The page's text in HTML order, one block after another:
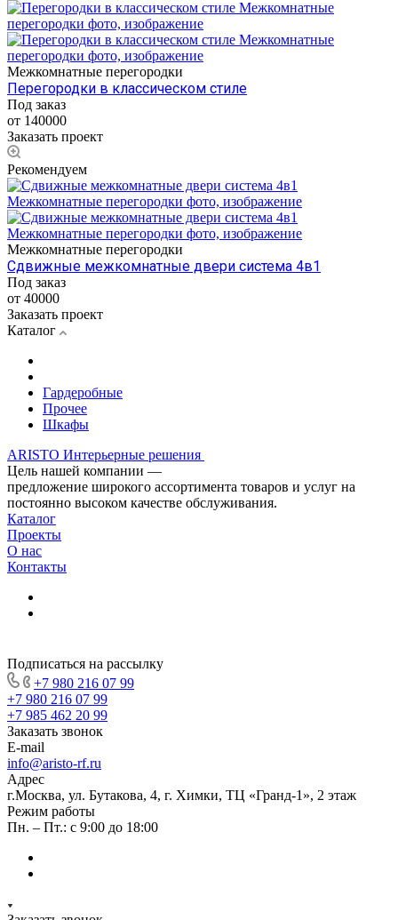
Межкомнатные перегородки
Перегородки в классическом стиле
Под заказ
от 140000
Заказать проект
Рекомендуем
Межкомнатные перегородки
Сдвижные межкомнатные двери система 4в1
Под заказ
от 40000
Заказать проект
Каталог
Гардеробные
Прочее
Шкафы
ARISTO Интерьерные решения
Цель нашей компании —
предложение широкого ассортимента товаров и услуг на
постоянно высоком качестве обслуживания.
Каталог
Проекты
О нас
Контакты
Подписаться на рассылку
+7 980 216 07 99
+7 980 216 07 99
+7 985 462 20 99
Заказать звонок
E-mail
info@aristo-rf.ru
Адрес
г.Москва, ул. Бутакова, 4, г. Химки, ТЦ «Гранд-1», 2 этаж
Режим работы
Пн. – Пт.: с 9:00 до 18:00